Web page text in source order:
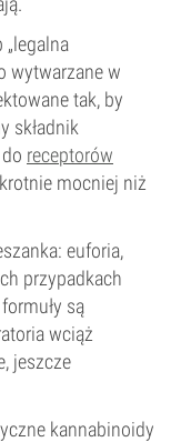
„legalna
wytwarzane w
tak, by
składnik
receptorów
mocniej niż
euforia,
przypadkach
są
wciąż
jeszcze
kannabinoidy